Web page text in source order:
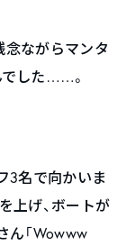
念ながらマンタ
した……。
3名で向かいま
上げ、ボートが
ん「Wowww